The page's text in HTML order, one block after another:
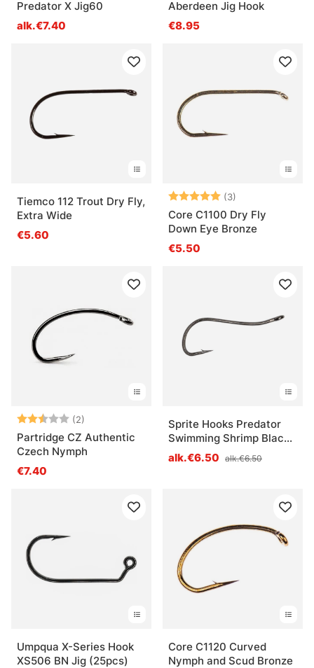
Predator X Jig60
alk.€7.40
Aberdeen Jig Hook
€8.95
Tiemco 112 Trout Dry Fly,
Extra Wide
€5.60
Arvio: (3)
Core C1100 Dry Fly
Down Eye Bronze
€5.50
Arvio: (2)
2.5 5:sta tähdestä
Partridge CZ Authentic
Czech Nymph
€7.40
Sprite Hooks Predator
Swimming Shrimp Black
Nickel S1000 15-pack
alk.€6.50 alk.€6.50
Umpqua X-Series Hook
XS506 BN Jig (25pcs)
Core C1120 Curved
Nymph and Scud Bronze